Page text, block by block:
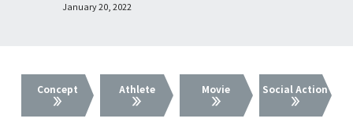
January 20, 2022
Concept Athlete Movie Social Action